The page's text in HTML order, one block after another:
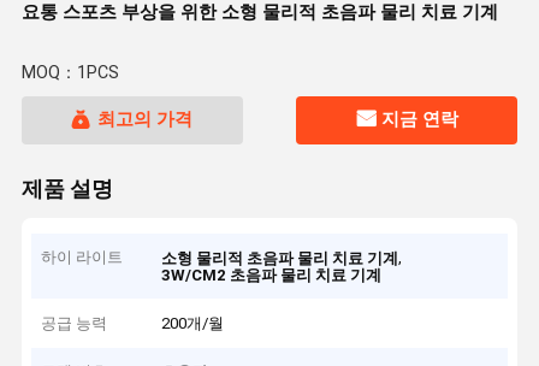
요통 스포츠 부상을 위한 소형 물리적 초음파 물리 치료 기계
MOQ：1PCS
최고의 가격 지금 연락
제품 설명
하이 라이트 소형 물리적 초음파 물리 치료 기계,
3W/CM2 초음파 물리 치료 기계
공급 능력 200개/월